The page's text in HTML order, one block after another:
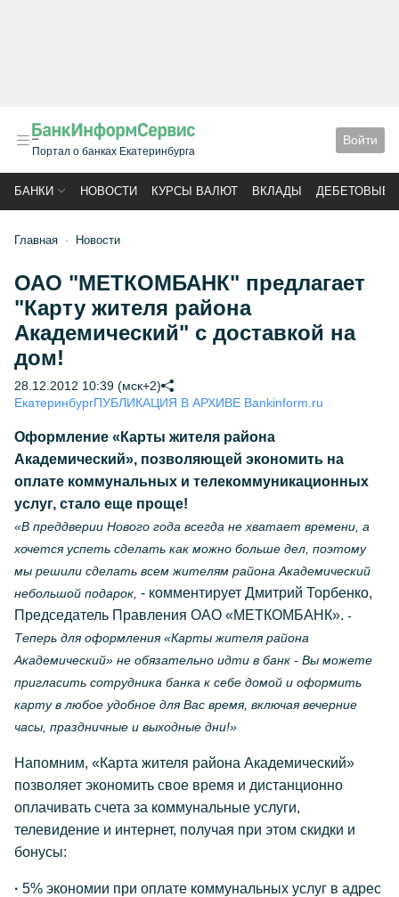
Портал о банках Екатеринбурга
Войти
БАНКИ НОВОСТИ КУРСЫ ВАЛЮТ ВКЛАДЫ ДЕБЕТОВЫЕ
Главная Новости
ОАО "МЕТКОМБАНК" предлагает
"Карту жителя района
Академический" с доставкой на
дом!
28.12.2012 10:39 (мск+2)
ЕкатеринбургПУБЛИКАЦИЯ В АРХИВЕ Bankinform.ru
Оформление «Карты жителя района
Академический», позволяющей экономить на
оплате коммунальных и телекоммуникационных
услуг, стало еще проще!
«В преддверии Нового года всегда не хватает времени, а
хочется успеть сделать как можно больше дел, поэтому
мы решили сделать всем жителям района Академический
небольшой подарок, - комментирует Дмитрий Торбенко,
Председатель Правления ОАО «МЕТКОМБАНК». -
Теперь для оформления «Карты жителя района
Академический» не обязательно идти в банк - Вы можете
пригласить сотрудника банка к себе домой и оформить
карту в любое удобное для Вас время, включая вечерние
часы, праздничные и выходные дни!»
Напомним, «Карта жителя района Академический»
позволяет экономить свое время и дистанционно
оплачивать счета за коммунальные услуги,
телевидение и интернет, получая при этом скидки и
бонусы:
· 5% экономии при оплате коммунальных услуг в адрес